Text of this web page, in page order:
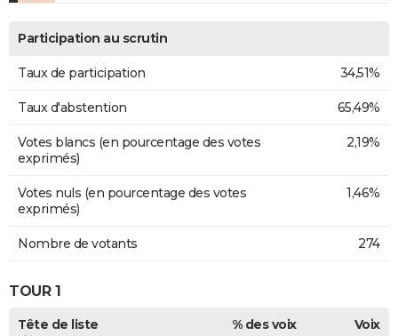
Participation au scrutin
Taux de participation 34,51%
Taux d'abstention 65,49%
Votes blancs (en pourcentage des votes
exprimés)
2,19%
Votes nuls (en pourcentage des votes
exprimés)
1,46%
Nombre de votants 274
TOUR 1
Tête de liste % des voix Voix